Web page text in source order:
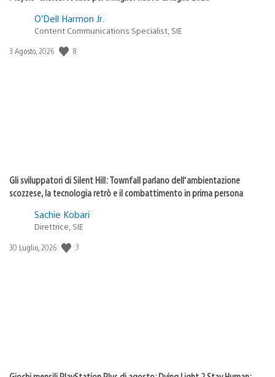
O’Dell Harmon Jr.
Content Communications Specialist, SIE
Data
3 Agosto, 2026 8
Gli sviluppatori di Silent Hill: Townfall parlano dell’ambientazione
scozzese, la tecnologia retrò e il combattimento in prima persona
Sachie Kobari
Direttrice, SIE
Data
30 Luglio, 2026 3